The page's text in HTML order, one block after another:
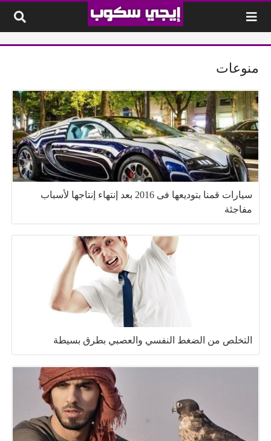
منوعات
سيارات قمنا بتوديعها فى 2016 بعد إنتهاء إنتاجها لأسباب
مفاجئة
التخلص من الضغط النفسي والعصبي بطرق بسيطة